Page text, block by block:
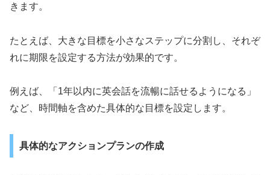
きます。
たとえば、大きな目標を小さなステップに分割し、それぞ
れに期限を設定する方法が効果的です。
例えば、「1年以内に英会話を流暢に話せるようになる」
など、時間軸を含めた具体的な目標を設定します。
具体的なアクションプランの作成